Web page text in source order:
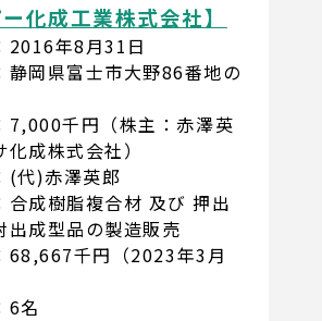
ー化成工業株式会社】
年8月31日
岡県富士市大野86番地の
千円（株主：赤澤英
成株式会社）
)赤澤英郎
合成樹脂複合材 及び 押出
出成型品の製造販売
千円（2023年3月
6名